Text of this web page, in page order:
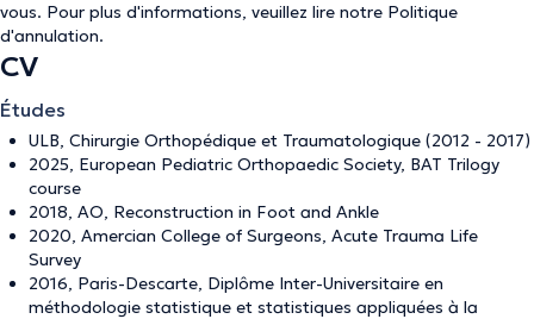
vous. Pour plus d'informations, veuillez lire notre Politique
d'annulation.
CV
Études
ULB, Chirurgie Orthopédique et Traumatologique (2012 - 2017)
2025, European Pediatric Orthopaedic Society, BAT Trilogy
course
2018, AO, Reconstruction in Foot and Ankle
2020, Amercian College of Surgeons, Acute Trauma Life
Survey
2016, Paris-Descarte, Diplôme Inter-Universitaire en
méthodologie statistique et statistiques appliquées à la